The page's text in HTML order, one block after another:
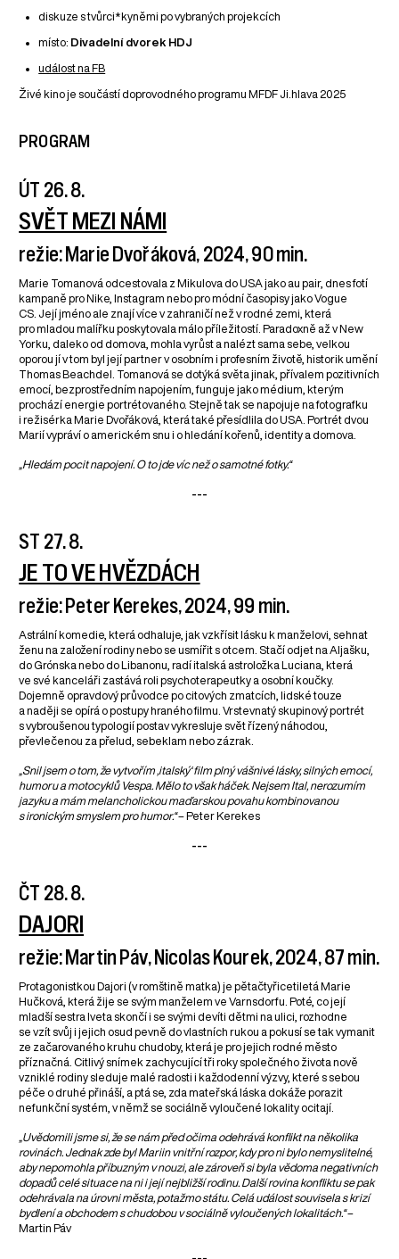
diskuze s tvůrci*kyněmi po vybraných projekcích
místo: Divadelní dvorek HDJ
událost na FB
Živé kino je součástí doprovodného programu MFDF Ji.hlava 2025
PROGRAM
ÚT 26. 8.
SVĚT MEZI NÁMI
režie: Marie Dvořáková, 2024, 90 min.
Marie Tomanová odcestovala z Mikulova do USA jako au pair, dnes fotí
kampaně pro Nike, Instagram nebo pro módní časopisy jako Vogue
CS. Její jméno ale znají více v zahraničí než v rodné zemi, která
pro mladou malířku poskytovala málo příležitostí. Paradoxně až v New
Yorku, daleko od domova, mohla vyrůst a nalézt sama sebe, velkou
oporou jí v tom byl její partner v osobním i profesním životě, historik umění
Thomas Beachdel. Tomanová se dotýká světa jinak, přívalem pozitivních
emocí, bezprostředním napojením, funguje jako médium, kterým
prochází energie portrétovaného. Stejně tak se napojuje na fotografku
i režisérka Marie Dvořáková, která také přesídlila do USA. Portrét dvou
Marií vypráví o americkém snu i o hledání kořenů, identity a domova.
„Hledám pocit napojení. O to jde víc než o samotné fotky.“
---
ST 27. 8.
JE TO VE HVĚZDÁCH
režie: Peter Kerekes, 2024, 99 min.
Astrální komedie, která odhaluje, jak vzkřísit lásku k manželovi, sehnat
ženu na založení rodiny nebo se usmířit s otcem. Stačí odjet na Aljašku,
do Grónska nebo do Libanonu, radí italská astroložka Luciana, která
ve své kanceláři zastává roli psychoterapeutky a osobní koučky.
Dojemně opravdový průvodce po citových zmatcích, lidské touze
a naději se opírá o postupy hraného filmu. Vrstevnatý skupinový portrét
s vybroušenou typologií postav vykresluje svět řízený náhodou,
převlečenou za přelud, sebeklam nebo zázrak.
„Snil jsem o tom, že vytvořím ‚italský‘ film plný vášnivé lásky, silných emocí,
humoru a motocyklů Vespa. Mělo to však háček. Nejsem Ital, nerozumím
jazyku a mám melancholickou maďarskou povahu kombinovanou
s ironickým smyslem pro humor.“– Peter Kerekes
---
ČT 28. 8.
DAJORI
režie: Martin Páv, Nicolas Kourek, 2024, 87 min.
Protagonistkou Dajori (v romštině matka) je pětačtyřicetiletá Marie
Hučková, která žije se svým manželem ve Varnsdorfu. Poté, co její
mladší sestra Iveta skončí i se svými devíti dětmi na ulici, rozhodne
se vzít svůj i jejich osud pevně do vlastních rukou a pokusí se tak vymanit
ze začarovaného kruhu chudoby, která je pro jejich rodné město
příznačná. Citlivý snímek zachycující tři roky společného života nově
vzniklé rodiny sleduje malé radosti i každodenní výzvy, které s sebou
péče o druhé přináší, a ptá se, zda mateřská láska dokáže porazit
nefunkční systém, v němž se sociálně vyloučené lokality ocitají.
„Uvědomili jsme si, že se nám před očima odehrává konflikt na několika
rovinách. Jednak zde byl Mariin vnitřní rozpor, kdy pro ni bylo nemyslitelné,
aby nepomohla příbuzným v nouzi, ale zároveň si byla vědoma negativních
dopadů celé situace na ni i její nejbližší rodinu. Další rovina konfliktu se pak
odehrávala na úrovni města, potažmo státu. Celá událost souvisela s krizí
bydlení a obchodem s chudobou v sociálně vyloučených lokalitách.“–
Martin Páv